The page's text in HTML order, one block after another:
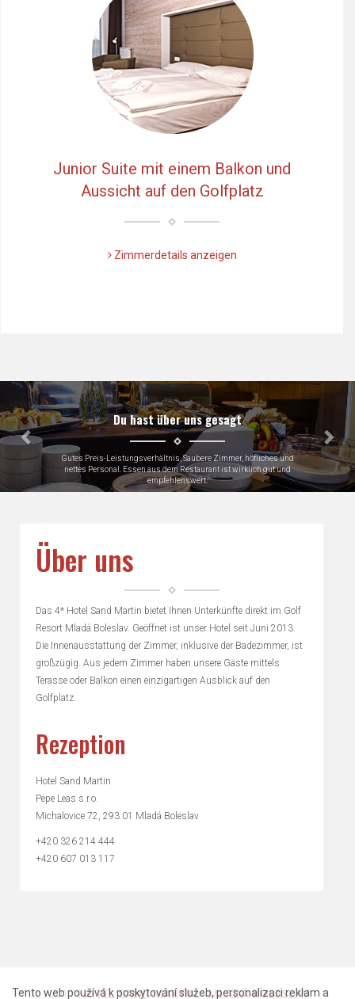
Junior Suite mit einem Balkon und
Aussicht auf den Golfplatz
Zimmerdetails anzeigen
und
gut und
Du hast über uns gesagt
Very close to Skoda factory which was why we
parking
Keith, Great Britain
Předchozí
Über uns
Das 4* Hotel Sand Martin bietet Ihnen Unterkünfte direkt im Golf
Resort Mladá Boleslav. Geöffnet ist unser Hotel seit Juni 2013.
Die Innenausstattung der Zimmer, inklusive der Badezimmer, ist
großzügig. Aus jedem Zimmer haben unsere Gäste mittels
Terasse oder Balkon einen einzigartigen Ausblick auf den
Golfplatz.
Rezeption
Hotel Sand Martin
Pepe Leas s.r.o.
Michalovice 72, 293 01 Mladá Boleslav
+420 326 214 444
+420 607 013 117
(c) 2017HOTEL SAND MARTIN - MLADÁ BOLESLAV.
Tento web používá k poskytování služeb, personalizaci reklam a